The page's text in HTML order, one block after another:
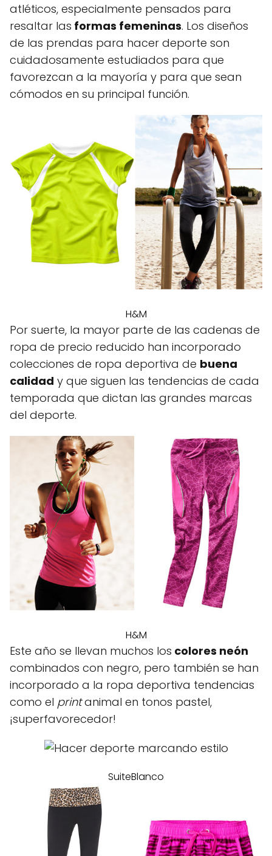
atléticos, especialmente pensados para
resaltar las formas femeninas. Los diseños
de las prendas para hacer deporte son
cuidadosamente estudiados para que
favorezcan a la mayoría y para que sean
cómodos en su principal función.
H&M
Por suerte, la mayor parte de las cadenas de
ropa de precio reducido han incorporado
colecciones de ropa deportiva de buena
calidad y que siguen las tendencias de cada
temporada que dictan las grandes marcas
del deporte.
H&M
Este año se llevan muchos los colores neón
combinados con negro, pero también se han
incorporado a la ropa deportiva tendencias
como el printanimal en tonos pastel,
¡superfavorecedor!
SuiteBlanco